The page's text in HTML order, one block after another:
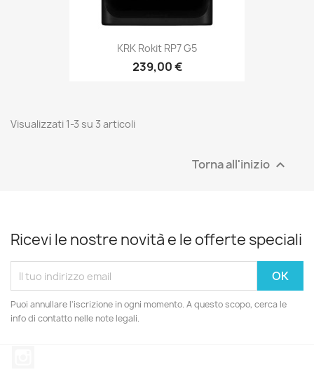
KRK Rokit RP7 G5
239,00 €
Visualizzati 1-3 su 3 articoli
Torna all'inizio 
Ricevi le nostre novità e le offerte speciali
Puoi annullare l'iscrizione in ogni momento. A questo scopo, cerca le
info di contatto nelle note legali.